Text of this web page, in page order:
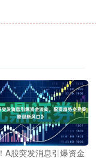
A股突发消息引爆资金
+1.01%